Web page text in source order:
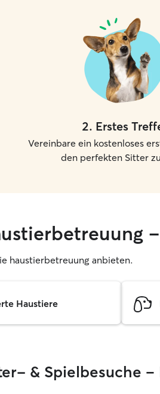
2. Erstes
Vereinbare ein kostenloses
den perfekten Sitter
haustierbetreuung anbieten.
Haustiere
& Spielbesuche